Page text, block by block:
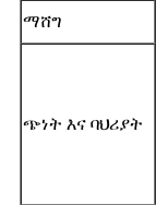
ማሸግ
ጭነት እና ባህሪያት